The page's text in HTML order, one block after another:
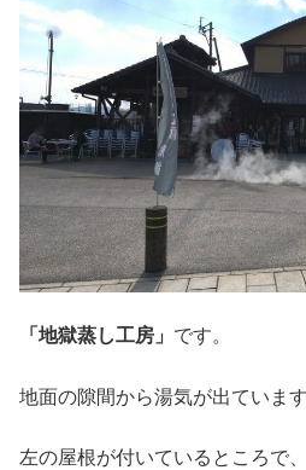
「地獄蒸し工房」 です。
地面の隙間から湯気が出ています
左の屋根が付いているところで